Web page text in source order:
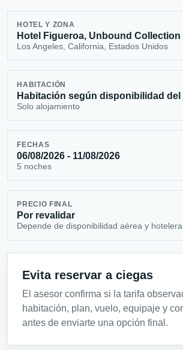
HOTEL Y ZONA
Hotel Figueroa, Unbound Collection
Los Angeles, California, Estados Unidos
HABITACIÓN
Habitación según disponibilidad del
Solo alojamiento
FECHAS
06/08/2026 - 11/08/2026
5 noches
PRECIO FINAL
Por revalidar
Depende de disponibilidad aérea y hotelera
Evita reservar a ciegas
El asesor confirma si la tarifa
habitación, plan, vuelo, equipaje y
antes de enviarte una opción final.